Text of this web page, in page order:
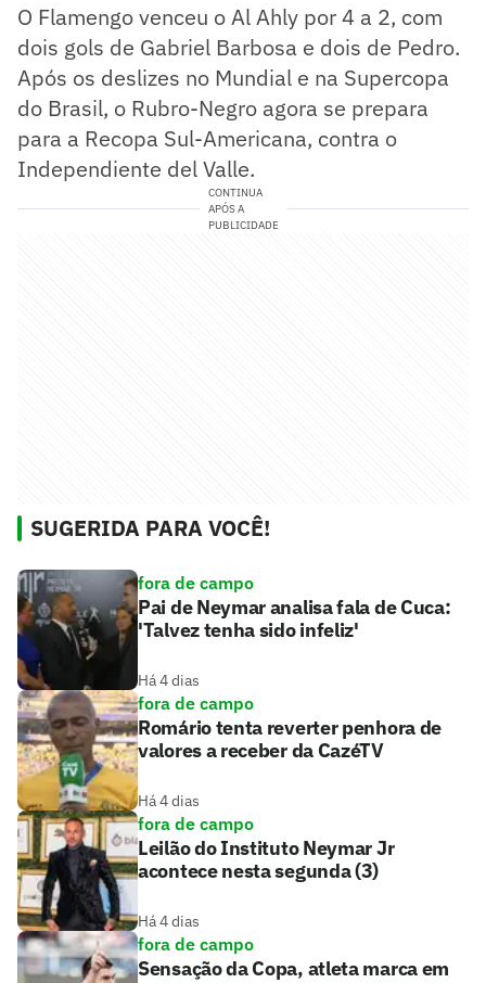
O Flamengo venceu o Al Ahly por 4 a 2, com
dois gols de Gabriel Barbosa e dois de Pedro.
Após os deslizes no Mundial e na Supercopa
do Brasil, o Rubro-Negro agora se prepara
para a Recopa Sul-Americana, contra o
Independiente del Valle.
CONTINUA
APÓS A
PUBLICIDADE
SUGERIDA PARA VOCÊ!
fora de campo
Pai de Neymar analisa fala de Cuca:
'Talvez tenha sido infeliz'
Há 4 dias
fora de campo
Romário tenta reverter penhora de
valores a receber da CazéTV
Há 4 dias
fora de campo
Leilão do Instituto Neymar Jr
acontece nesta segunda (3)
Há 4 dias
fora de campo
Sensação da Copa, atleta marca em